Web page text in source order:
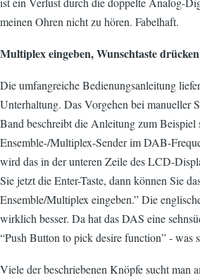
meinen Ohren nicht zu hören. Fabelhaft.
Multiplex eingeben, Wunschtaste drücken
Die umfangreiche Bedienungsanleitung
Unterhaltung. Das Vorgehen bei manueller
Band beschreibt die Anleitung zum Beispiel
Ensemble-/Multiplex-Sender im DAB-
wird das in der unteren Zeile des LCD-
Sie jetzt die Enter-Taste, dann können Sie
Ensemble/Multiplex eingeben.” Die
wirklich besser. Da hat das DAS eine
“Push Button to pick desire function” - was
Viele der beschriebenen Knöpfe sucht man